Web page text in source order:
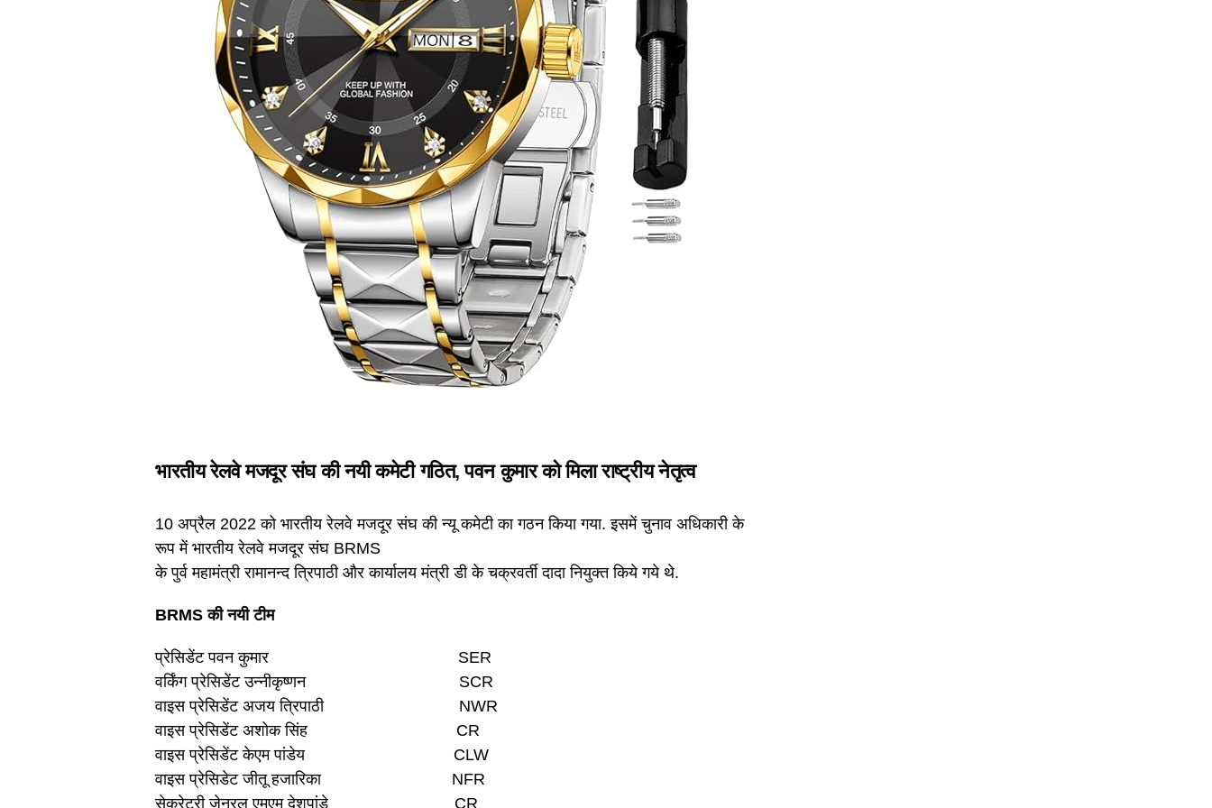
भारतीय रेलवे मजदूर संघ की नयी कमेटी गठित, पवन कुमार को मिला राष्ट्रीयनेतृत्व
10 अप्रैल 2022 को भारतीय रेलवे मजदूर संघ की न्यू कमेटी का गठन किया गया. इसमें चुनाव अधिकारी के
रूप में भारतीय रेलवे मजदूर संघ BRMS
के पुर्व महामंत्री रामानन्द त्रिपाठी और कार्यालय मंत्री डी के चक्रवर्ती दादा नियुक्त किये गये थे.
BRMS की नयी टीम
प्रेसिडेंट पवन कुमार SER
वर्किंग प्रेसिडेंट उन्नीकृष्णन SCR
वाइस प्रेसिडेंट अजय त्रिपाठी NWR
वाइस प्रेसिडेंट अशोक सिंह CR
वाइस प्रेसिडेंट केएम पांडेय CLW
वाइस प्रेसिडेट जीतू हजारिका NFR
सेक्रेट्री जेनरल एमएम देशपांडे CR